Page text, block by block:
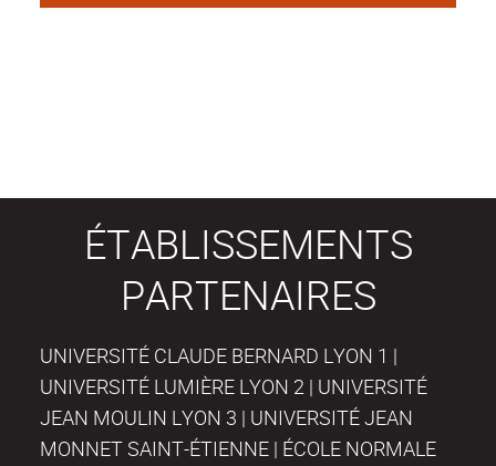
ÉTABLISSEMENTS
PARTENAIRES
UNIVERSITÉ CLAUDE BERNARD LYON 1 |
UNIVERSITÉ LUMIÈRE LYON 2 | UNIVERSITÉ
JEAN MOULIN LYON 3 | UNIVERSITÉ JEAN
MONNET SAINT-ÉTIENNE | ÉCOLE NORMALE